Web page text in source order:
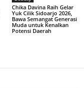
Chika Davina Raih Gelar
Yuk Cilik Sidoarjo 2026,
Bawa Semangat Generasi
Muda untuk Kenalkan
Potensi Daerah